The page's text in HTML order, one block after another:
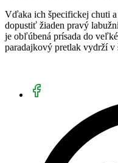
Vďaka ich špecifickej chuti
dopustiť žiaden pravý
je obľúbená prísada do
paradajkový pretlak vydrží v